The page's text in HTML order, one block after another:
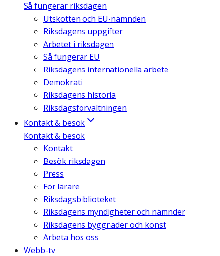
Så fungerar riksdagen
Utskotten och EU-nämnden
Riksdagens uppgifter
Arbetet i riksdagen
Så fungerar EU
Riksdagens internationella arbete
Demokrati
Riksdagens historia
Riksdagsförvaltningen
Kontakt & besök
Kontakt & besök
Kontakt
Besök riksdagen
Press
För lärare
Riksdagsbiblioteket
Riksdagens myndigheter och nämnder
Riksdagens byggnader och konst
Arbeta hos oss
Webb-tv